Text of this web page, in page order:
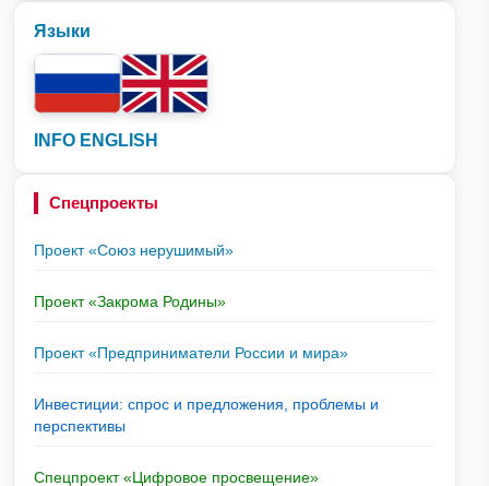
Языки
INFO ENGLISH
Спецпроекты
Проект «Союз нерушимый»
Проект «Закрома Родины»
Проект «Предприниматели России и мира»
Инвестиции: спрос и предложения, проблемы и
перспективы
Спецпроект «Цифровое просвещение»